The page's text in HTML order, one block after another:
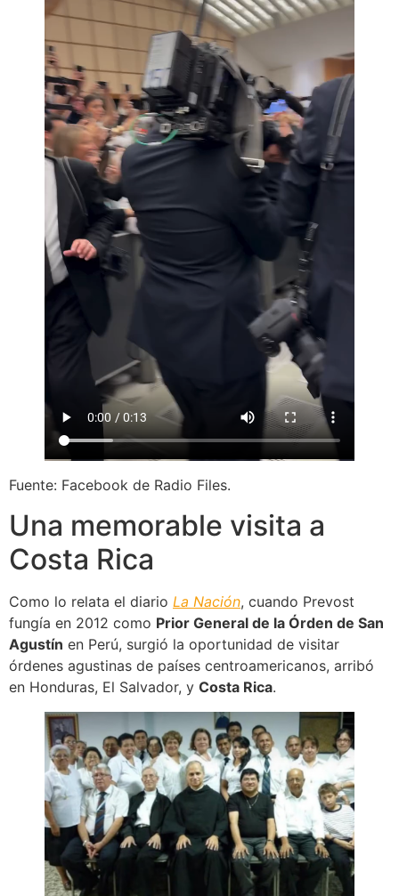
Fuente: Facebook de Radio Files.
Una memorable visita a
Costa Rica
Como lo relata el diario La Nación, cuando Prevost
fungía en 2012 como Prior General de la Órden de San
Agustín en Perú, surgió la oportunidad de visitar
órdenes agustinas de países centroamericanos, arribó
en Honduras, El Salvador, y Costa Rica.